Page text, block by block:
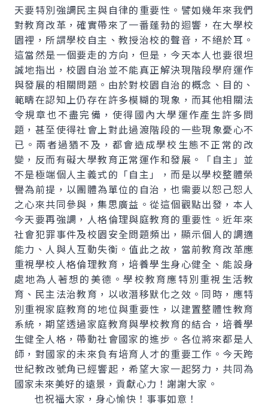
天要特別強調民主與自律的重要性。譬如幾年來我們
對教育改革，確實帶來了一番蓬勃的迴響，在大學校
園裡，所謂學校自主、教授治校的聲音，不絕於耳。
這當然是一個要走的方向，但是，今天本人也要很坦
誠地指出，校園自治並不能真正解決現階段學府運作
與發展的相關問題。由於對校園自治的概念、目的、
範疇在認知上仍存在許多模糊的現象，而其他相關法
令規章也不盡完備，使得國內大學運作產生許多問
題，甚至使得社會上對此過渡階段的一些現象憂心不
已。兩者過猶不及，都會造成學校生態不正常的改
變，反而有礙大學教育正常運作和發展。「自主」並
不是極端個人主義式的「自主」，而是以學校整體榮
譽為前提，以團體為單位的自治，也需要以恕己恕人
之心來共同參與，集思廣益。從這個觀點出發，本人
今天要再強調，人格倫理與庭教育的重要性。近年來
社會犯罪事件及校園安全問題頻出，顯示個人的調適
能力、人與人互動失衡。值此之故，當前教育改革應
重視學校人格倫理教育，培養學生身心健全、能設身
處地為人著想的美德。學校教育應特別重視生活教
育、民主法治教育，以收潛移默化之效。同時，應特
別重視家庭教育的地位與重要性，以建置整體性教育
系統，期望透過家庭教育與學校教育的結合，培養學
生健全人格，帶動社會國家的進步。各位將來都是人
師，對國家的未來負有培育人才的重要工作。今天跨
世紀教改號角已經響起，希望大家一起努力，共同為
國家未來美好的遠景，貢獻心力！謝謝大家。
也祝福大家，身心愉快！事事如意！